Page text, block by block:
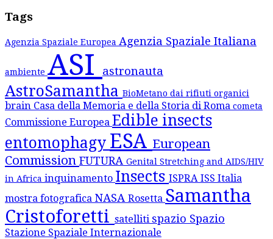
Tags
Agenzia Spaziale Europea Agenzia Spaziale Italiana
ambiente ASI astronauta
AstroSamantha BioMetano dai rifiuti organici
brain Casa della Memoria e della Storia di Roma cometa
Commissione Europea Edible insects
entomophagy ESA European
Commission FUTURA Genital Stretching and AIDS/HIV
in Africa inquinamento Insects ISPRA ISS Italia
mostra fotografica NASA Rosetta Samantha
Cristoforetti satelliti spazio Spazio
Stazione Spaziale Internazionale